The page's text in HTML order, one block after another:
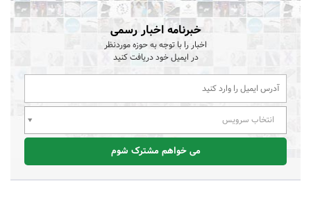
خبرنامه اخبار رسمی
اخبار را با توجه به حوزه موردنظر
در ایمیل خود دریافت کنید
انتخاب سرویس
می خواهم مشترک شوم